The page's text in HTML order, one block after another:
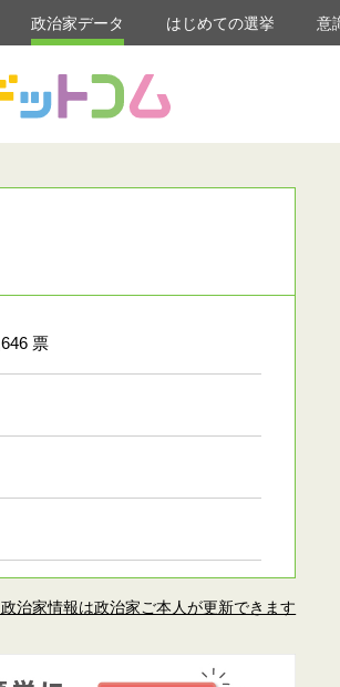
政治家データ はじめての選挙 意
票
治家情報は政治家ご本人が更新できます